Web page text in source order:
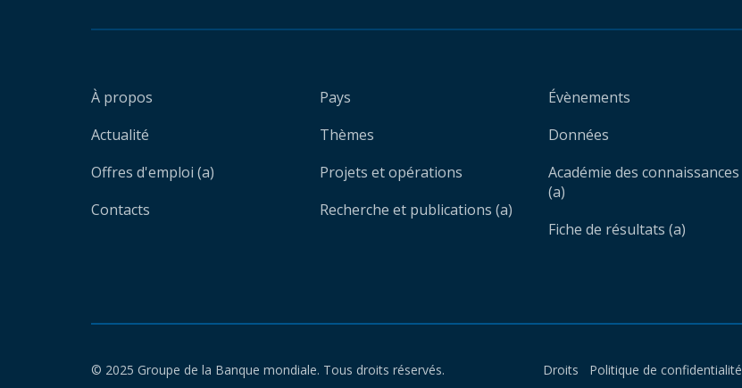
À propos
Actualité
Offres d'emploi (a)
Contacts
Pays
Thèmes
Projets et opérations
Recherche et publications (a)
Évènements
Données
Académie des connaissances
(a)
Fiche de résultats (a)
© 2025 Groupe de la Banque mondiale. Tous droits réservés. Droits Politique de confidentialité